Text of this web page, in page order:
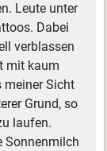
Leute unter
Dabei
verblassen
mit kaum
meiner Sicht
Grund, so
laufen.
Sonnenmilch